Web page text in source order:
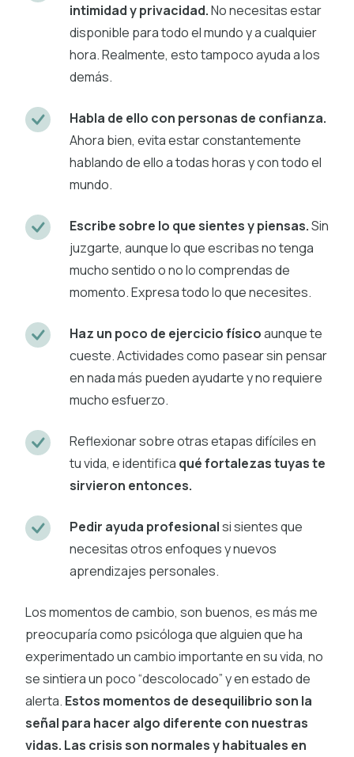
intimidad y privacidad.No necesitas estar
disponible para todo el mundo y a cualquier
hora. Realmente, esto tampoco ayuda a los
demás.
Habla de ello con personas de confianza.
Ahora bien, evita estar constantemente
hablando de ello a todas horas y con todo el
mundo.
Escribe sobre lo que sientes y piensas.Sin
juzgarte, aunque lo que escribas no tenga
mucho sentido o no lo comprendas de
momento. Expresa todo lo que necesites.
Haz un poco de ejercicio físicoaunque te
cueste. Actividades como pasear sin pensar
en nada más pueden ayudarte y no requiere
mucho esfuerzo.
Reflexionar sobre otras etapas difíciles en
tu vida, e identifica qué fortalezas tuyas te
sirvieron entonces.
Pedir ayuda profesionalsi sientes que
necesitas otros enfoques y nuevos
aprendizajes personales.
Los momentos de cambio, son buenos, es más me
preocuparía como psicóloga que alguien que ha
experimentado un cambio importante en su vida, no
se sintiera un poco “descolocado” y en estado de
alerta. Estos momentos de desequilibrio son la
señal para hacer algo diferente con nuestras
vidas. Las crisis son normales y habituales en